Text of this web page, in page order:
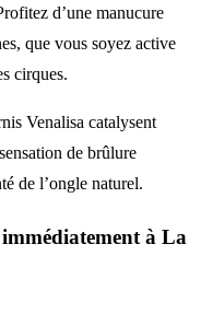
d’une manucure
que vous soyez active
cirques.
Venalisa catalysent
de brûlure
de l’ongle naturel.
à La